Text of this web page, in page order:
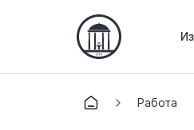
Работа